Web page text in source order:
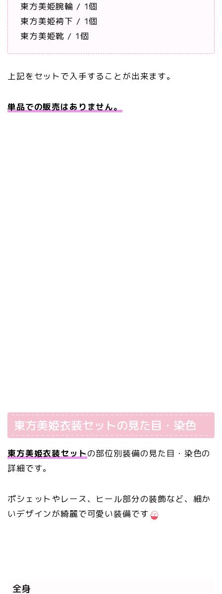
東方美姫腕輪 / 1個
東方美姫袴下 / 1個
東方美姫靴 / 1個
上記をセットで入手することが出来ます。
単品での販売はありません。
東方美姫衣装セットの見た目・染色
東方美姫衣装セットの部位別装備の見た目・染色の
詳細です。
ポシェットやレース、ヒール部分の装飾など、細か
いデザインが綺麗で可愛い装備です
全身